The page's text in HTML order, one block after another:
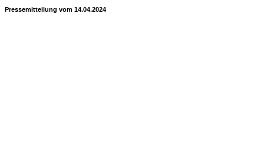
Pressemitteilung vom 14.04.2024